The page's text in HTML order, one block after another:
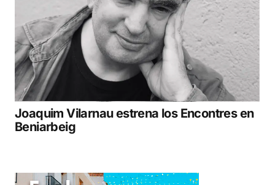
Joaquim Vilarnau estrena los Encontres en
Beniarbeig